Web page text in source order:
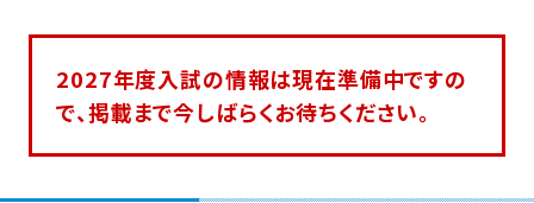
2027年度入試の情報は現在準備中ですの
で、掲載まで今しばらくお待ちください。